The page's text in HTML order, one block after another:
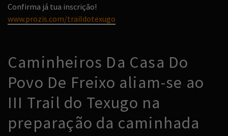
Confirma já tua inscrição!
www.prozis.com/traildotexugo
Caminheiros Da Casa Do
Povo De Freixo aliam-se ao
III Trail do Texugo na
preparação da caminhada